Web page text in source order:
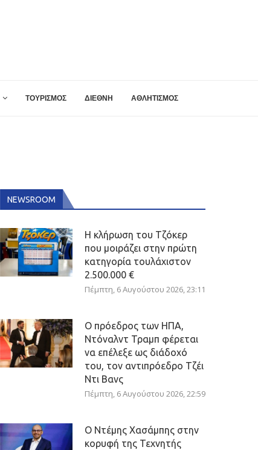
ΤΟΥΡΙΣΜΟΣ ΔΙΕΘΝΗ ΑΘΛΗΤΙΣΜΟΣ
NEWSROOM
Η κλήρωση του Τζόκερ
που μοιράζει στην πρώτη
κατηγορία τουλάχιστον
2.500.000 €
Πέμπτη, 6 Αυγούστου 2026, 23:11
Ο πρόεδρος των ΗΠΑ,
Ντόναλντ Τραμπ φέρεται
να επέλεξε ως διάδοχό
του, τον αντιπρόεδρο Τζέι
Ντι Βανς
Πέμπτη, 6 Αυγούστου 2026, 22:59
Ο Ντέμης Χασάμπης στην
κορυφή της Τεχνητής